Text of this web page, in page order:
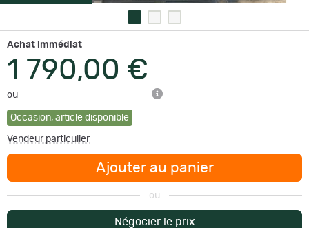
Achat immédiat
1 790,00 €
ou
Occasion, article disponible
Vendeur particulier
Ajouter au panier
ou
Négocier le prix